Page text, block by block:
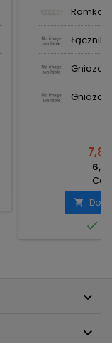
Ramka
Łącznik
7,88
6,41



